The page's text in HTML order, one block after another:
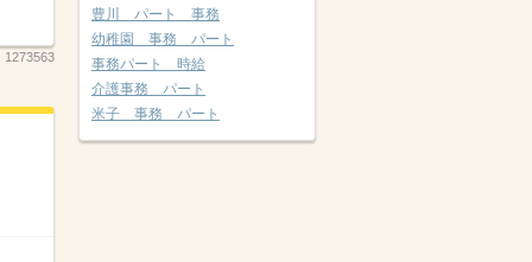
1273563
豊川 パート 事務
幼稚園 事務 パート
事務パート 時給
介護事務 パート
米子 事務 パート